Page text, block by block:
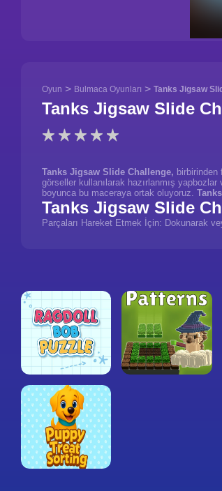
Oyun > Bulmaca Oyunları > Tanks Jigsaw
Tanks Jigsaw Slide
Tanks Jigsaw Slide Challenge, birbirinden
görseller kullanılarak hazırlanmış
boyunca bu maceraya ortak oluyoruz.
Tanks Jigsaw Slide
Parçaları Hareket Etmek İçin: Dokunarak